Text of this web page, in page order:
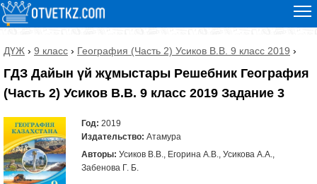
ДҮЖ › 9 класс › География (Часть 2) Усиков В.В. 9 класс 2019 ›
ГДЗ Дайын үй жұмыстары Решебник География
(Часть 2) Усиков В.В. 9 класс 2019 Задание 3
Год: 2019
Издательство: Атамура
Авторы: Усиков В.В., Егорина А.В., Усикова А.А.,
Забенова Г. Б.